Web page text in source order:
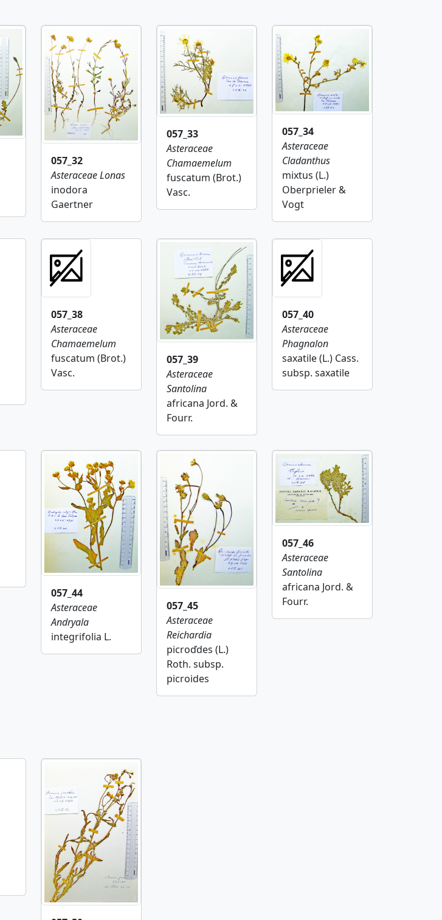
057_32
AsteraceaeLonas
inodora
Gaertner
057_33
Asteraceae
Chamaemelum
fuscatum (Brot.)
Vasc.
057_34
Asteraceae
Cladanthus
mixtus (L.)
Oberprieler &
Vogt
057_38
Asteraceae
Chamaemelum
fuscatum (Brot.)
Vasc.
057_39
Asteraceae
Santolina
africana Jord. &
Fourr.
057_40
Asteraceae
Phagnalon
saxatile (L.) Cass.
subsp. saxatile
057_44
Asteraceae
Andryala
integrifolia L.
057_45
Asteraceae
Reichardia
picroďdes (L.)
Roth. subsp.
picroides
057_46
Asteraceae
Santolina
africana Jord. &
Fourr.